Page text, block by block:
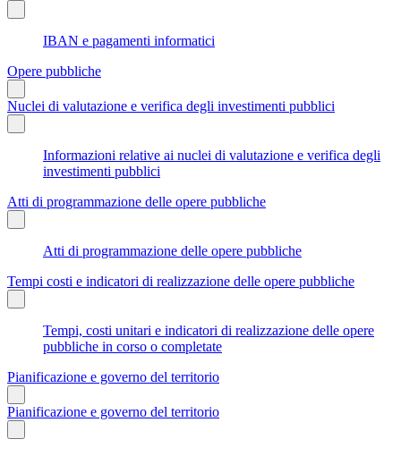
IBAN e pagamenti informatici
Opere pubbliche
Nuclei di valutazione e verifica degli investimenti pubblici
Informazioni relative ai nuclei di valutazione e verifica degli
investimenti pubblici
Atti di programmazione delle opere pubbliche
Atti di programmazione delle opere pubbliche
Tempi costi e indicatori di realizzazione delle opere pubbliche
Tempi, costi unitari e indicatori di realizzazione delle opere
pubbliche in corso o completate
Pianificazione e governo del territorio
Pianificazione e governo del territorio